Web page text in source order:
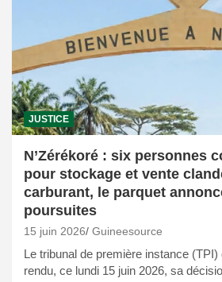
JUSTICE
N’Zérékoré : six personnes
pour stockage et vente
carburant, le parquet
poursuites
15 juin 2026 Guineesource
Le tribunal de première instance (TPI)
rendu, ce lundi 15 juin 2026, sa